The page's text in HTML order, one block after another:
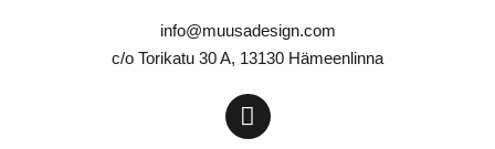
info@muusadesign.com
c/o Torikatu 30 A, 13130 Hämeenlinna